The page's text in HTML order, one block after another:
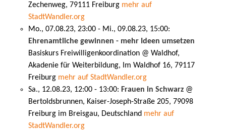
Zechenweg, 79111 Freiburg mehr auf
StadtWandler.org
Mo., 07.08.23, 23:00 - Mi., 09.08.23, 15:00:
Ehrenamtliche gewinnen - mehr Ideen umsetzen
Basiskurs Freiwilligenkoordination @ Waldhof,
Akadenie für Weiterbildung, Im Waldhof 16, 79117
Freiburg mehr auf StadtWandler.org
Sa., 12.08.23, 12:00 - 13:00: Frauen in Schwarz @
Bertoldsbrunnen, Kaiser-Joseph-Straße 205, 79098
Freiburg im Breisgau, Deutschland mehr auf
StadtWandler.org